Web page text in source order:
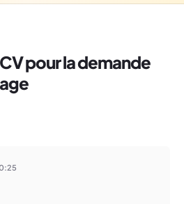
pour la demande